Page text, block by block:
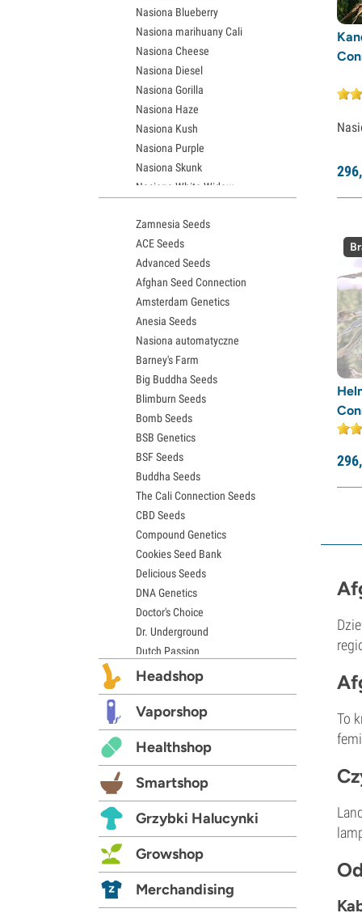
296,
296,
To
Nasiona Blueberry
Nasiona marihuany Cali
Nasiona Cheese
Nasiona Diesel
Nasiona Gorilla
Nasiona Haze
Nasiona Kush
Nasiona Purple
Nasiona Skunk
Nasiona White Widow
Nasiona Granddaddy Purple
Nasiona OG Kush
Nasiona Blue Dream
Nasiona Lemon Haze
Nasiona konopi Bruce Banner
Nasiona Gelato
Nasiona Sour Diesel
Nasiona Jack Herer
Girl Scout Cookies – nasiona (GSC)
Nasiona Wedding Cake
Nasiona konopi Zkittlez
Nasiona Pineapple Express
Nasiona Chemdawg
Nasiona Hindu Kush
Nasiona Mimosa
Zamnesia Seeds
ACE Seeds
Advanced Seeds
Afghan Seed Connection
Amsterdam Genetics
Anesia Seeds
Nasiona automatyczne
Barney's Farm
Big Buddha Seeds
Blimburn Seeds
Bomb Seeds
BSB Genetics
BSF Seeds
Buddha Seeds
The Cali Connection Seeds
CBD Seeds
Compound Genetics
Cookies Seed Bank
Delicious Seeds
DNA Genetics
Doctor's Choice
Dr. Underground
Dutch Passion
Elite Seeds
Exotic Seed
Expert Seeds
FastBuds
Female Seeds
French Touch Seeds
Garden of Green
GeneSeeds
G13 Labs
Grass-O-Matic
Headshop
Vaporshop
Healthshop
Smartshop
Grzybki Halucynki
Growshop
Merchandising